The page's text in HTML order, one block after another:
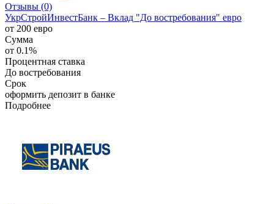
Отзывы (0)
УкрСтройИнвестБанк – Вклад "До востребования" евро
от 200 евро
Сумма
от 0.1%
Процентная ставка
До востребования
Срок
оформить депозит в банке
Подробнее